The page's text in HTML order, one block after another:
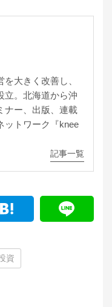
大きく改善し、
立。北海道から沖
ナー、出版、連載
ットワーク『knee
記事一覧
資